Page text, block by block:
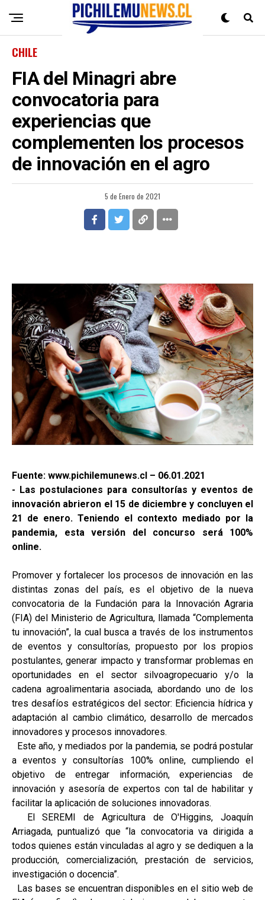
CHILE
FIA del Minagri abre
convocatoria para
experiencias que
complementen los procesos
de innovación en el agro
5 de Enero de 2021
Fuente: www.pichilemunews.cl – 06.01.2021
- Las postulaciones para consultorías y eventos de
innovación abrieron el 15 de diciembre y concluyen el
21 de enero. Teniendo el contexto mediado por la
pandemia, esta versión del concurso será 100%
online.
Promover y fortalecer los procesos de innovación en las
distintas zonas del país, es el objetivo de la nueva
convocatoria de la Fundación para la Innovación Agraria
(FIA) del Ministerio de Agricultura, llamada “Complementa
tu innovación”, la cual busca a través de los instrumentos
de eventos y consultorías, propuesto por los propios
postulantes, generar impacto y transformar problemas en
oportunidades en el sector silvoagropecuario y/o la
cadena agroalimentaria asociada, abordando uno de los
tres desafíos estratégicos del sector: Eficiencia hídrica y
adaptación al cambio climático, desarrollo de mercados
innovadores y procesos innovadores.
Este año, y mediados por la pandemia, se podrá postular
a eventos y consultorías 100% online, cumpliendo el
objetivo de entregar información, experiencias de
innovación y asesoría de expertos con tal de habilitar y
facilitar la aplicación de soluciones innovadoras.
El SEREMI de Agricultura de O'Higgins, Joaquín
Arriagada, puntualizó que “la convocatoria va dirigida a
todos quienes están vinculadas al agro y se dediquen a la
producción, comercialización, prestación de servicios,
investigación o docencia”.
Las bases se encuentran disponibles en el sitio web de